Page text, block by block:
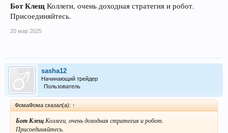
Бот Клещ Коллеги, очень доходная стратегия и робот.
Присоединяйтесь.
20 мар 2025
sasha12
Начинающий трейдер
Пользователь
ФомаФома сказал(а): ↑
Бот Клещ Коллеги, очень доходная стратегия и робот.
Присоединяйтесь.